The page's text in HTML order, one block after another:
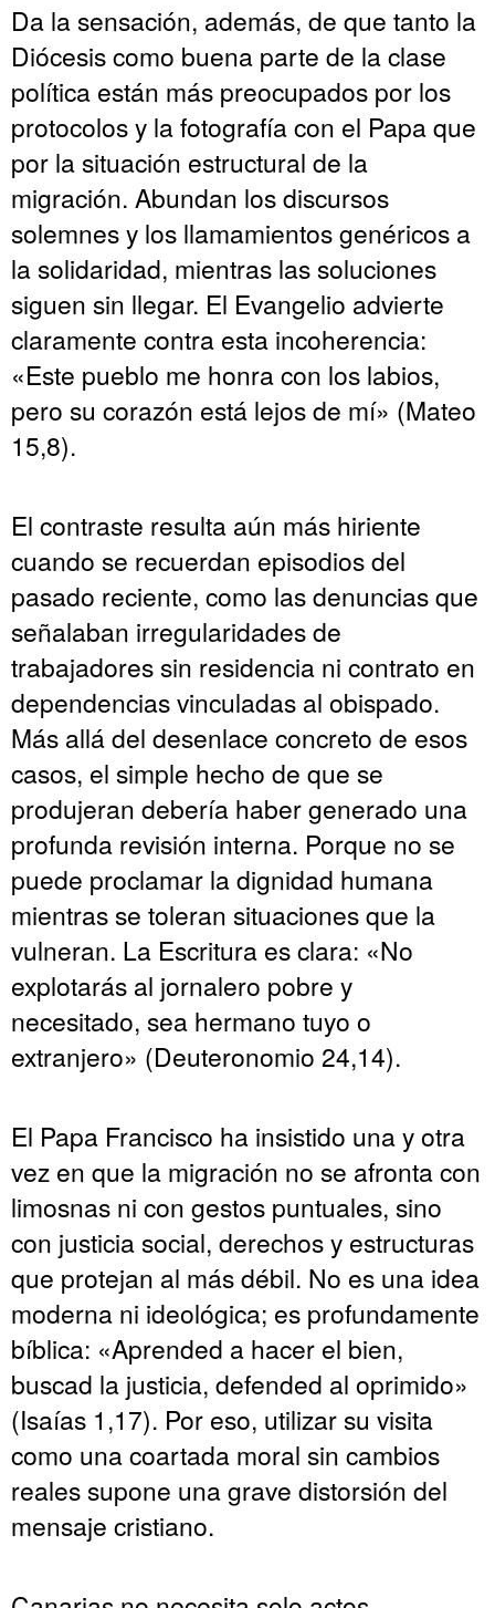
Da la sensación, además, de que tanto la
Diócesis como buena parte de la clase
política están más preocupados por los
protocolos y la fotografía con el Papa que
por la situación estructural de la
migración. Abundan los discursos
solemnes y los llamamientos genéricos a
la solidaridad, mientras las soluciones
siguen sin llegar. El Evangelio advierte
claramente contra esta incoherencia:
«Este pueblo me honra con los labios,
pero su corazón está lejos de mí» (Mateo
15,8).
El contraste resulta aún más hiriente
cuando se recuerdan episodios del
pasado reciente, como las denuncias que
señalaban irregularidades de
trabajadores sin residencia ni contrato en
dependencias vinculadas al obispado.
Más allá del desenlace concreto de esos
casos, el simple hecho de que se
produjeran debería haber generado una
profunda revisión interna. Porque no se
puede proclamar la dignidad humana
mientras se toleran situaciones que la
vulneran. La Escritura es clara: «No
explotarás al jornalero pobre y
necesitado, sea hermano tuyo o
extranjero» (Deuteronomio 24,14).
El Papa Francisco ha insistido una y otra
vez en que la migración no se afronta con
limosnas ni con gestos puntuales, sino
con justicia social, derechos y estructuras
que protejan al más débil. No es una idea
moderna ni ideológica; es profundamente
bíblica: «Aprended a hacer el bien,
buscad la justicia, defended al oprimido»
(Isaías 1,17). Por eso, utilizar su visita
como una coartada moral sin cambios
reales supone una grave distorsión del
mensaje cristiano.